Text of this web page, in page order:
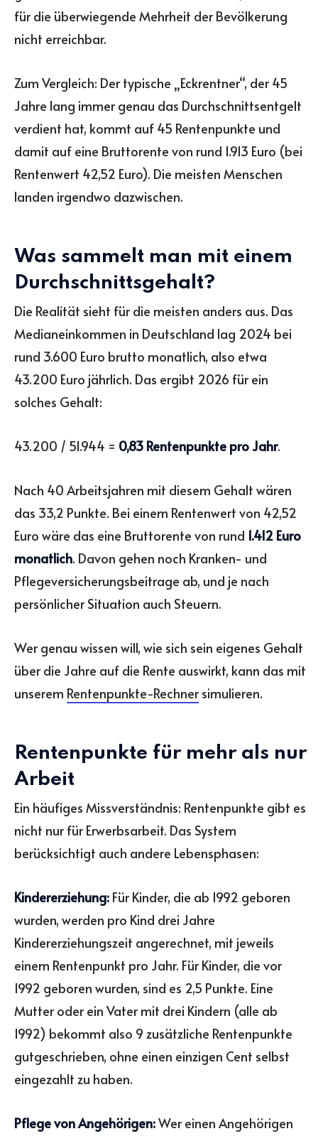
für die überwiegende Mehrheit der Bevölkerung
nicht erreichbar.
Zum Vergleich: Der typische „Eckrentner“, der 45
Jahre lang immer genau das Durchschnittsentgelt
verdient hat, kommt auf 45 Rentenpunkte und
damit auf eine Bruttorente von rund 1.913 Euro (bei
Rentenwert 42,52 Euro). Die meisten Menschen
landen irgendwo dazwischen.
Was sammelt man mit einem
Durchschnittsgehalt?
Die Realität sieht für die meisten anders aus. Das
Medianeinkommen in Deutschland lag 2024 bei
rund 3.600 Euro brutto monatlich, also etwa
43.200 Euro jährlich. Das ergibt 2026 für ein
solches Gehalt:
43.200 / 51.944 = 0,83 Rentenpunkte pro Jahr.
Nach 40 Arbeitsjahren mit diesem Gehalt wären
das 33,2 Punkte. Bei einem Rentenwert von 42,52
Euro wäre das eine Bruttorente von rund 1.412 Euro
monatlich. Davon gehen noch Kranken- und
Pflegeversicherungsbeitrage ab, und je nach
persönlicher Situation auch Steuern.
Wer genau wissen will, wie sich sein eigenes Gehalt
über die Jahre auf die Rente auswirkt, kann das mit
unserem Rentenpunkte-Rechnersimulieren.
Rentenpunkte für mehr als nur
Arbeit
Ein häufiges Missverständnis: Rentenpunkte gibt es
nicht nur für Erwerbsarbeit. Das System
berücksichtigt auch andere Lebensphasen:
Kindererziehung: Für Kinder, die ab 1992 geboren
wurden, werden pro Kind drei Jahre
Kindererziehungszeit angerechnet, mit jeweils
einem Rentenpunkt pro Jahr. Für Kinder, die vor
1992 geboren wurden, sind es 2,5 Punkte. Eine
Mutter oder ein Vater mit drei Kindern (alle ab
1992) bekommt also 9 zusätzliche Rentenpunkte
gutgeschrieben, ohne einen einzigen Cent selbst
eingezahlt zu haben.
Pflege von Angehörigen:Wer einen Angehörigen